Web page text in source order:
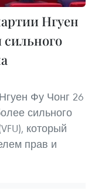
Нгуен
сильного
Фу Чонг 26
сильного
который
прав и